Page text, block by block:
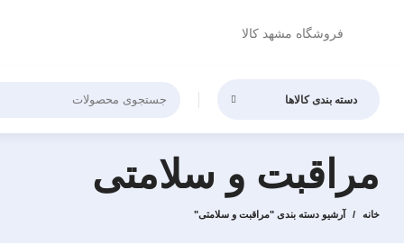
فروشگاه مشهد کالا
دسته بندی کالاها
مراقبت و سلامتی
خانه آرشیو دسته بندی "مراقبت و سلامتی"